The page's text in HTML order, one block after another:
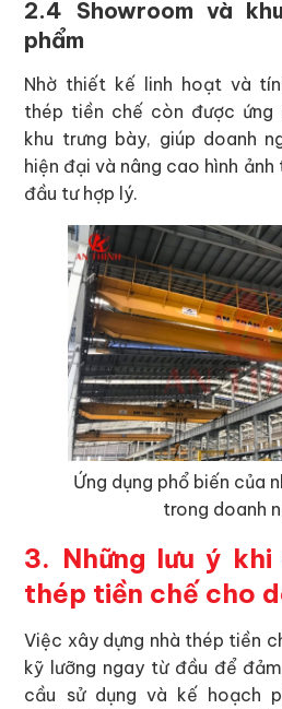
2.4 Showroom và
phẩm
Nhờ thiết kế linh hoạt và
thép tiền chế còn được ứng
khu trưng bày, giúp doanh
hiện đại và nâng cao hình
đầu tư hợp lý.
Ứng dụng phổ biến của
trong doanh
3. Những lưu ý khi
thép tiền chế cho
Việc xây dựng nhà thép tiền
kỹ lưỡng ngay từ đầu để
cầu sử dụng và kế hoạch